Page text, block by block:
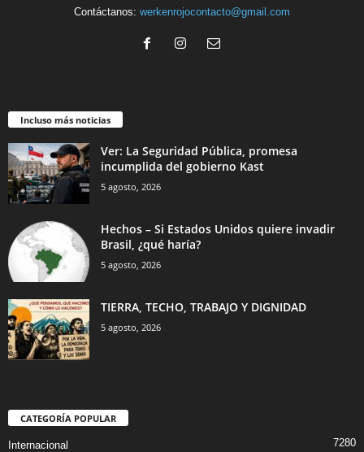
Contáctanos: werkenrojocontacto@gmail.com
Incluso más noticias
Ver: La Seguridad Pública, promesa
incumplida del gobierno Kast
5 agosto, 2026
Hechos – Si Estados Unidos quiere invadir
Brasil, ¿qué haría?
5 agosto, 2026
TIERRA, TECHO, TRABAJO Y DIGNIDAD
5 agosto, 2026
CATEGORÍA POPULAR
Internacional 7280